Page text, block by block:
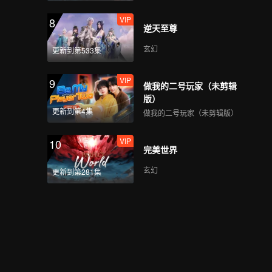
8
更新到第533集
VIP
逆天至尊
玄幻
9
更新到第4集
VIP
做我的二号玩家（未剪辑
版）
做我的二号玩家（未剪辑版）
10
更新到第281集
VIP
完美世界
玄幻